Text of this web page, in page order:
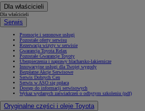
Dla właścicieli
Dla właścicieli
Serwis
Promocje i sezonowe usługi
Pozostałe oferty serwisu
Rezerwacja wizyty w serwisie
Gwarancja Toyota Relax
Pozostałe Gwarancje Toyoty
Ubezpieczenia i naprawy blacharsko-lakiernicze
Innowacyjne usługi dla Twojej wygody
Bezpłatne Akcje Serwisowe
Serwis Dobrych Cen
Serwis w ASO się opłaca
Dostęp do informacji serwisowych
Wykaz wydanych zaświadczeń o odbytym szkoleniu (pdf)
Oryginalne części i oleje Toyota